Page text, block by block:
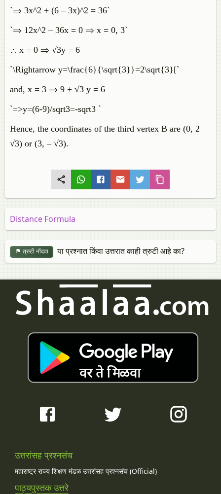
`⇒ 3x^2 + (6 – 3x)^2 = 36`
`⇒ 12x^2 – 36x = 0 ⇒ x = 0, 3`
∴ x = 0 ⇒ √3y = 6
`\Rightarrow y=\frac{6}{\sqrt{3}}=2\sqrt{3}[`
and, x = 3 ⇒ 9 + √3 y = 6
`=>y=(6-9)/sqrt3=-sqrt3 `
Hence, the coordinates of the third vertex B are (0, 2
√3) or (3, – √3).
Distance Formula
त्रुटी नोंदवा या प्रश्नात किंवा उत्तरात काही त्रुटी आहे का?
उत्तरांसह प्रश्नसंच
महाराष्ट्र राज्य शिक्षण मंडळ उत्तरांसह प्रश्नसंच (Official)
पाठ्यपुस्तक उत्तरे